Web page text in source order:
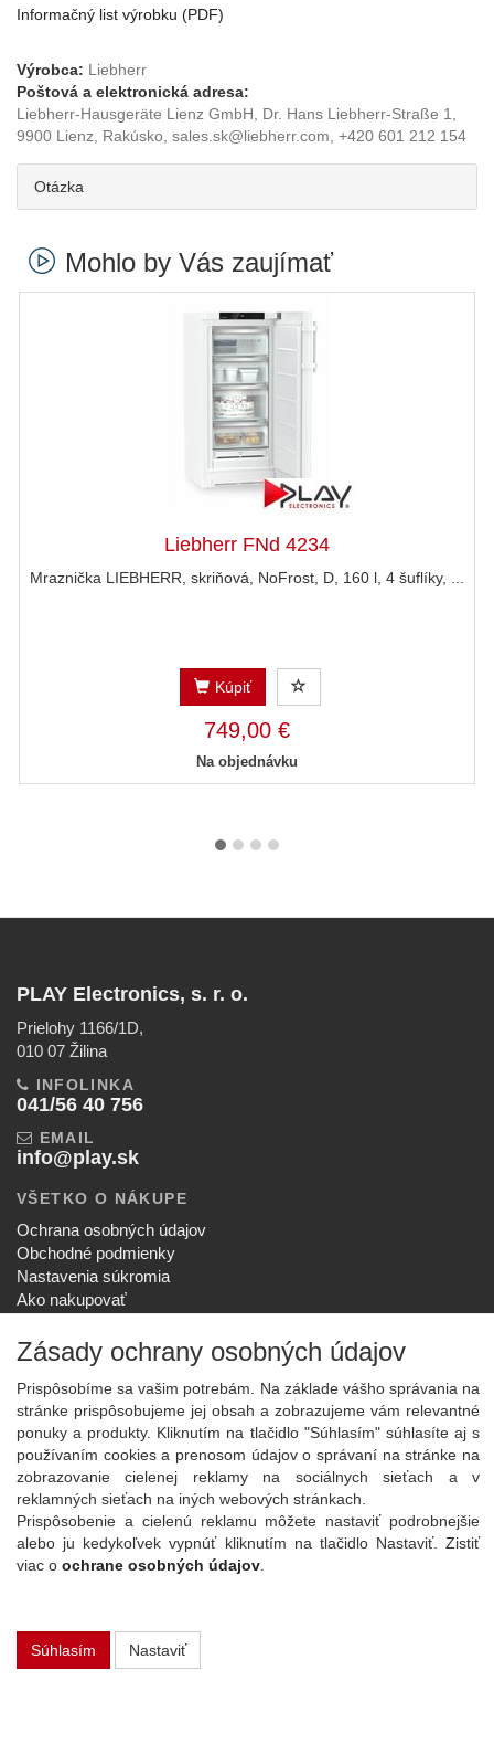
Informačný list výrobku (PDF)
Výrobca: Liebherr
Poštová a elektronická adresa:
Liebherr-Hausgeräte Lienz GmbH, Dr. Hans Liebherr-Straße 1,
9900 Lienz, Rakúsko, sales.sk@liebherr.com, +420 601 212 154
Otázka
Mohlo by Vás zaujímať
Liebherr FNd 4234
Mraznička LIEBHERR, skriňová, NoFrost, D, 160 l, 4 šuflíky, ...
Kúpiť
749,00 €
Na objednávku
PLAY Electronics, s. r. o.
Prielohy 1166/1D,
010 07 Žilina
INFOLINKA
041/56 40 756
EMAIL
info@play.sk
VŠETKO O NÁKUPE
Ochrana osobných údajov
Obchodné podmienky
Nastavenia súkromia
Ako nakupovať
SPOLOČNOSŤ
O nás
Kontakt
Služby
Aktuality
NOVINKY NA EMAIL
Prihlásiť
Viac informácií o tejto službe
Copyright
Zásady ochrany osobných údajov
Prispôsobíme sa vašim potrebám. Na základe vášho správania na
stránke prispôsobujeme jej obsah a zobrazujeme vám relevantné
ponuky a produkty. Kliknutím na tlačidlo "Súhlasím" súhlasíte aj s
používaním cookies a prenosom údajov o správaní na stránke na
zobrazovanie cielenej reklamy na sociálnych sieťach a v
reklamných sieťach na iných webových stránkach.
Prispôsobenie a cielenú reklamu môžete nastaviť podrobnejšie
alebo ju kedykoľvek vypnúť kliknutím na tlačidlo Nastaviť. Zistiť
viac o ochrane osobných údajov
Súhlasím Nastaviť